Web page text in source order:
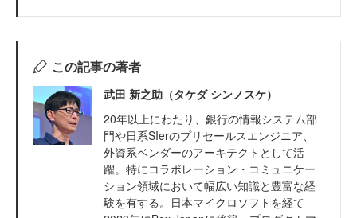
この記事の著者
武田 新之助（タケダ シンノスケ）
20年以上にわたり、銀行の情報システム部
門や日系SIerのプリセールスエンジニア、
外資系ベンダーのアーキテクトとして活
躍。特にコラボレーション・コミュニケー
ション領域において幅広い知識と豊富な経
験を有する。日本マイクロソフトを経て